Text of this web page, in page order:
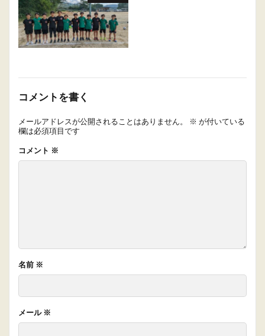
コメントを書く
メールアドレスが公開されることはありません。 ※ が付いている
欄は必須項目です
コメント ※
名前 ※
メール ※